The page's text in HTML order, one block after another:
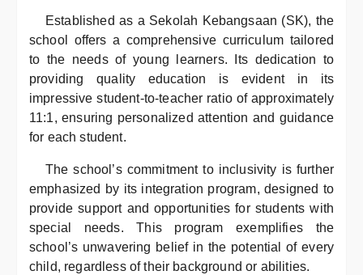
Established as a Sekolah Kebangsaan (SK), the
school offers a comprehensive curriculum tailored
to the needs of young learners. Its dedication to
providing quality education is evident in its
impressive student-to-teacher ratio of approximately
11:1, ensuring personalized attention and guidance
for each student.
The school’s commitment to inclusivity is further
emphasized by its integration program, designed to
provide support and opportunities for students with
special needs. This program exemplifies the
school’s unwavering belief in the potential of every
child, regardless of their background or abilities.